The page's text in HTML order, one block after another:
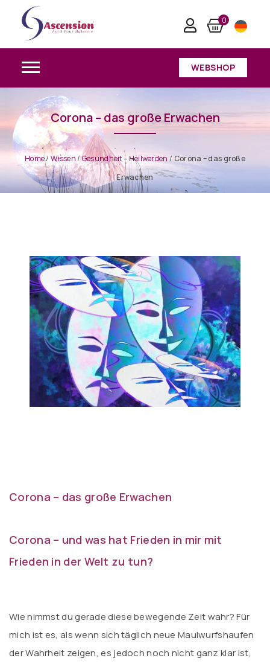
0
WEBSHOP
Corona – das große Erwachen
Home/Wissen/Gesundheit – Heilwerden / Corona – das große
Erwachen
Corona – das große Erwachen
Corona – und was hat Frieden in mir mit
Frieden in der Welt zu tun?
Wie nimmst du gerade diese bewegende Zeit wahr? Für
mich ist es, als wenn sich täglich neue Maulwurfshaufen
der Wahrheit zeigen, es jedoch noch nicht ganz klar ist,